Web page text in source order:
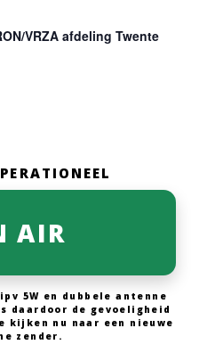
VRZA afdeling Twente
AIR
5W en dubbele antenne
daardoor de gevoeligheid
kijken nu naar een nieuwe
zender.